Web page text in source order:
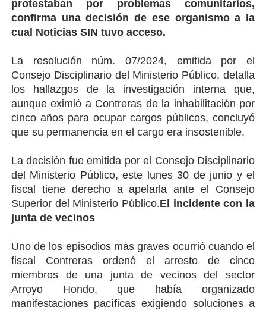
protestaban por problemas comunitarios,
confirma una decisión de ese organismo a la
cual Noticias SIN tuvo acceso.
La resolución núm. 07/2024, emitida por el
Consejo Disciplinario del Ministerio Público, detalla
los hallazgos de la investigación interna que,
aunque eximió a Contreras de la inhabilitación por
cinco años para ocupar cargos públicos, concluyó
que su permanencia en el cargo era insostenible.
La decisión fue emitida por el Consejo Disciplinario
del Ministerio Público, este lunes 30 de junio y el
fiscal tiene derecho a apelarla ante el Consejo
Superior del Ministerio Público.El incidente con la
junta de vecinos
Uno de los episodios más graves ocurrió cuando el
fiscal Contreras ordenó el arresto de cinco
miembros de una junta de vecinos del sector
Arroyo Hondo, que había organizado
manifestaciones pacíficas exigiendo soluciones a